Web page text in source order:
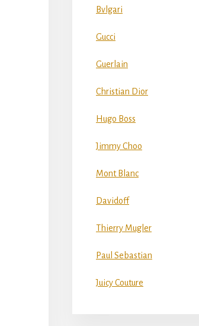
Bvlgari
Gucci
Guerlain
Christian Dior
Hugo Boss
Jimmy Choo
Mont Blanc
Davidoff
Thierry Mugler
Paul Sebastian
Juicy Couture